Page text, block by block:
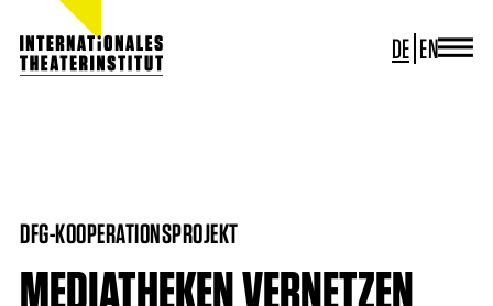
DE EN
DFG-KOOPERATIONSPROJEKT
MEDIATHEKEN VERNETZEN